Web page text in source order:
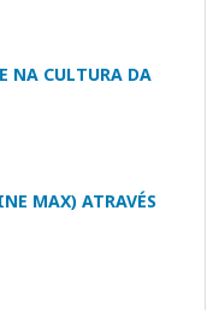
NA CULTURA DA
MAX) ATRAVÉS